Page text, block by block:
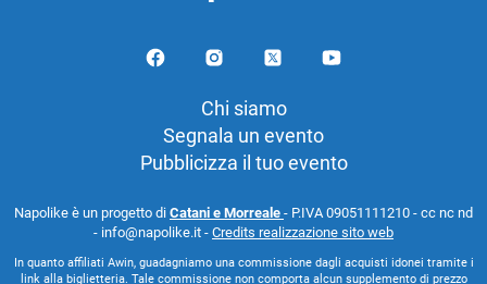
Chi siamo
Segnala un evento
Pubblicizza il tuo evento
Napolike è un progetto di Catani e Morreale - P.IVA 09051111210 - cc nc nd
- info@napolike.it - Credits realizzazione sito web
In quanto affiliati Awin, guadagniamo una commissione dagli acquisti idonei tramite i
link alla biglietteria. Tale commissione non comporta alcun supplemento di prezzo